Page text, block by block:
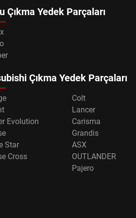
Çıkma Yedek Parçaları
Çıkma Yedek Parçaları
Colt
Lancer
Evolution
Carisma
Grandis
Star
ASX
Cross
OUTLANDER
Pajero